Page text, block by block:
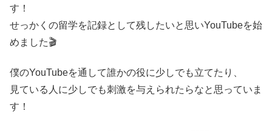
す！
せっかくの留学を記録として残したいと思いYouTubeを始
めました🎬
僕のYouTubeを通して誰かの役に少しでも立てたり、
見ている人に少しでも刺激を与えられたらなと思っていま
す！